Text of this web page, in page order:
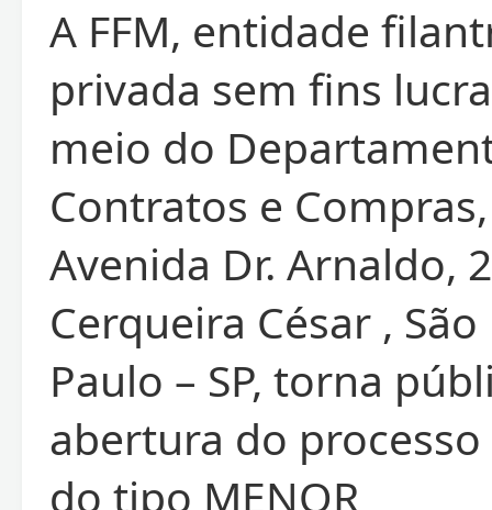
A FFM, entidade
privada sem fins
meio do
Contratos e
Avenida Dr. Arnaldo,
Cerqueira César , São
Paulo – SP, torna
abertura do
do tipo MENOR